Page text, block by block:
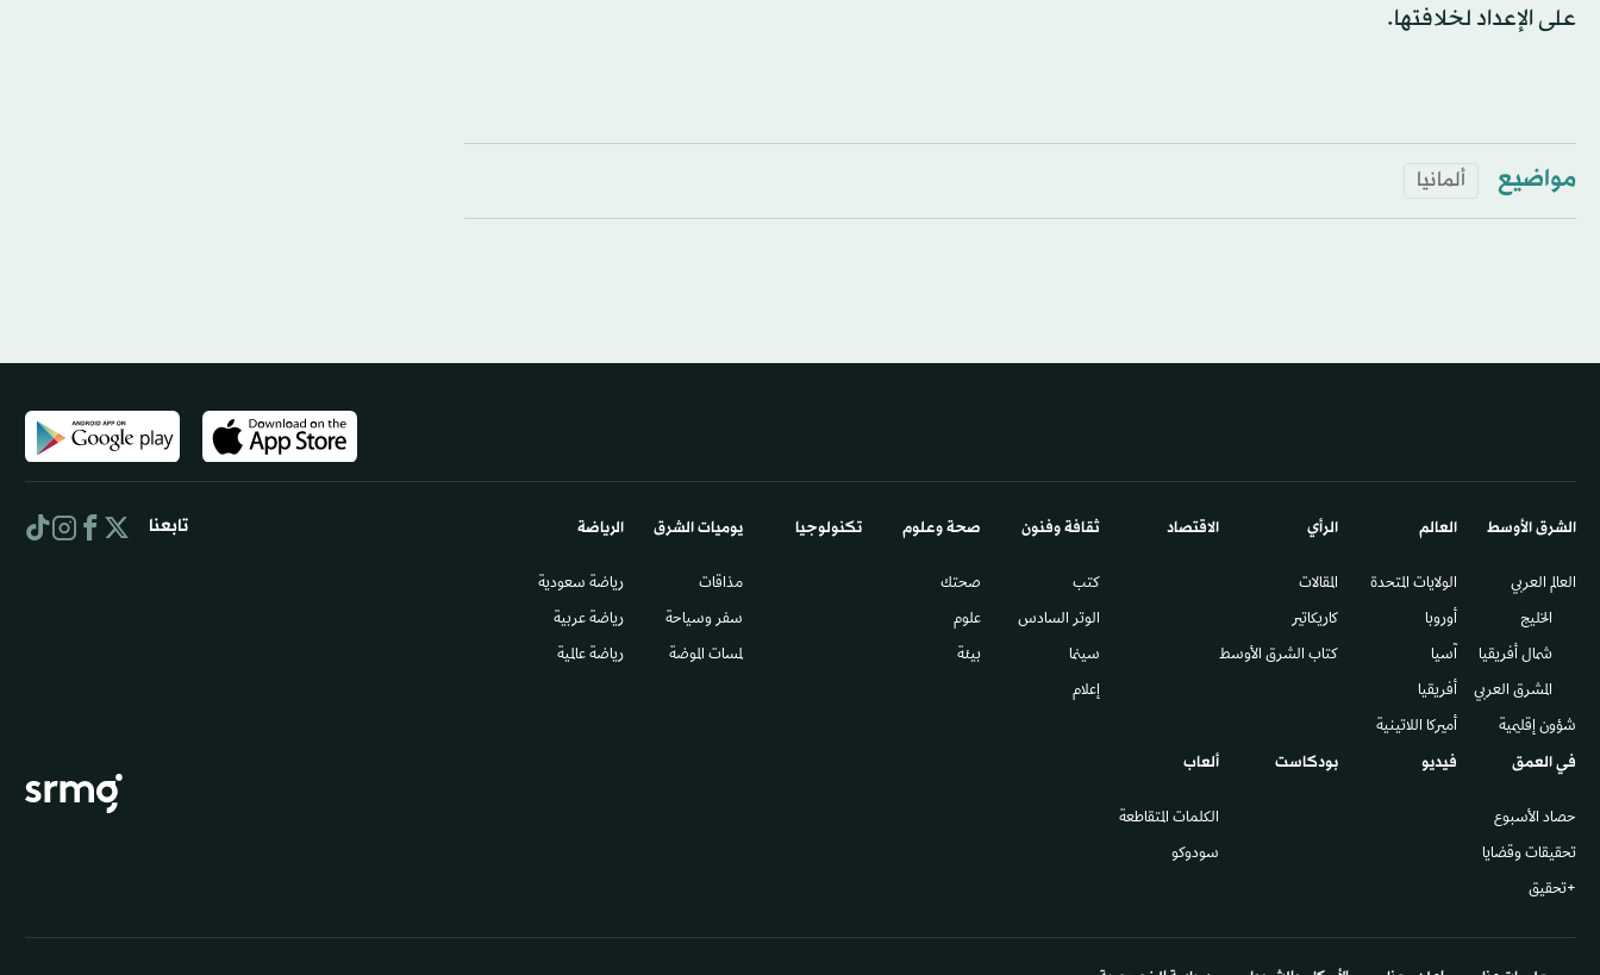
على الإعداد لخلافتها.
مواضيع ألمانيا
الشرق الأوسط​
العالم العربي
الخليج
شمال أفريقيا
المشرق العربي
شؤون إقليمية
العالم
الولايات المتحدة
أوروبا
آسيا
أفريقيا
أميركا اللاتينية
الرأي
المقالات
كاريكاتير
كتاب الشرق الأوسط
الاقتصاد ثقافة وفنون
كتب
الوتر السادس​
سينما
إعلام
صحة وعلوم
صحتك
علوم
بيئة
تكنولوجيا يوميات الشرق​
مذاقات
سفر وسياحة
لمسات الموضة
الرياضة
رياضة سعودية
رياضة عربية
رياضة عالمية
في العمق
حصاد الأسبوع
تحقيقات وقضايا
+تحقيق
فيديو بودكاست ألعاب
الكلمات المتقاطعة
سودوكو
تابعنا